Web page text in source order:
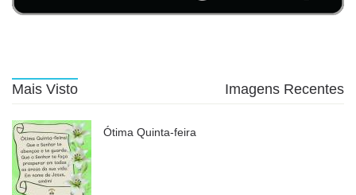
Mais Visto Imagens Recentes
Ótima Quinta-feira